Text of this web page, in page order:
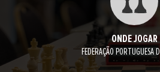
ONDE JOGAR
FEDERAÇÃO PORTUGUESA